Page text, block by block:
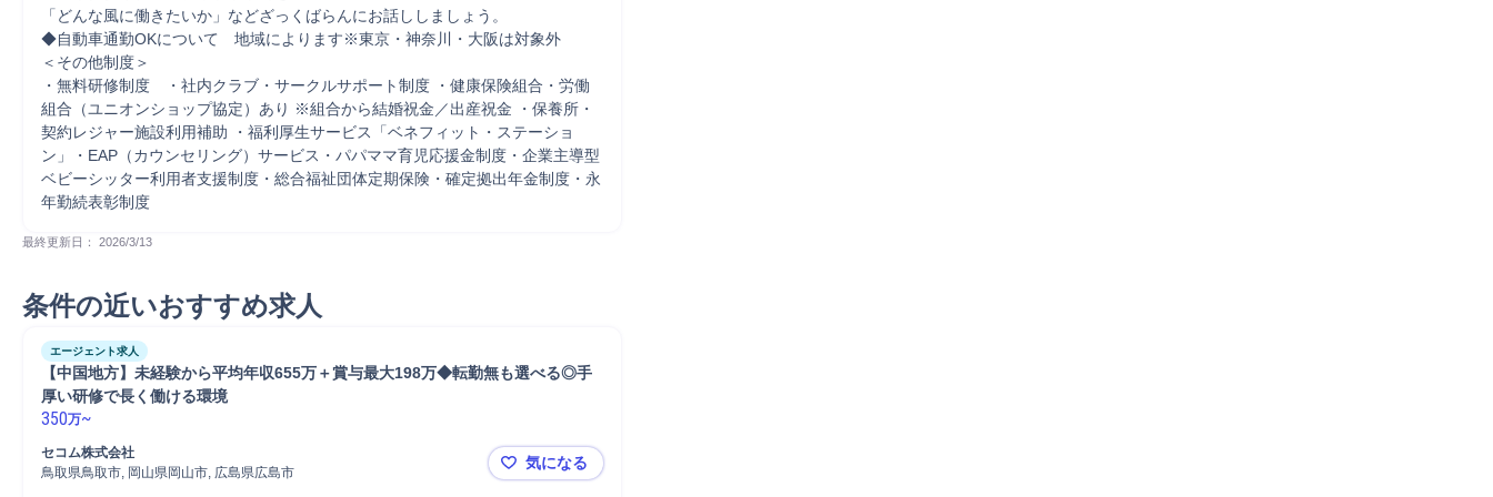
「どんな風に働きたいか」などざっくばらんにお話ししましょう。
◆自動車通勤OKについて　地域によります※東京・神奈川・大阪は対象外
＜その他制度＞
・無料研修制度　・社内クラブ・サークルサポート制度 ・健康保険組合・労働
組合（ユニオンショップ協定）あり ※組合から結婚祝金／出産祝金 ・保養所・
契約レジャー施設利用補助 ・福利厚生サービス「ベネフィット・ステーショ
ン」・EAP（カウンセリング）サービス・パパママ育児応援金制度・企業主導型
ベビーシッター利用者支援制度・総合福祉団体定期保険・確定拠出年金制度・永
年勤続表彰制度
最終更新日： 2026/3/13
条件の近いおすすめ求人
エージェント求人
【中国地方】未経験から平均年収655万＋賞与最大198万◆転勤無も選べる◎手
厚い研修で長く働ける環境
350万~
セコム株式会社
鳥取県鳥取市, 岡山県岡山市, 広島県広島市
【中国地方】未経験から平均年収655万＋賞与最大198万◆転勤無も選べる◎手厚い研修で長く働ける環境
気になる